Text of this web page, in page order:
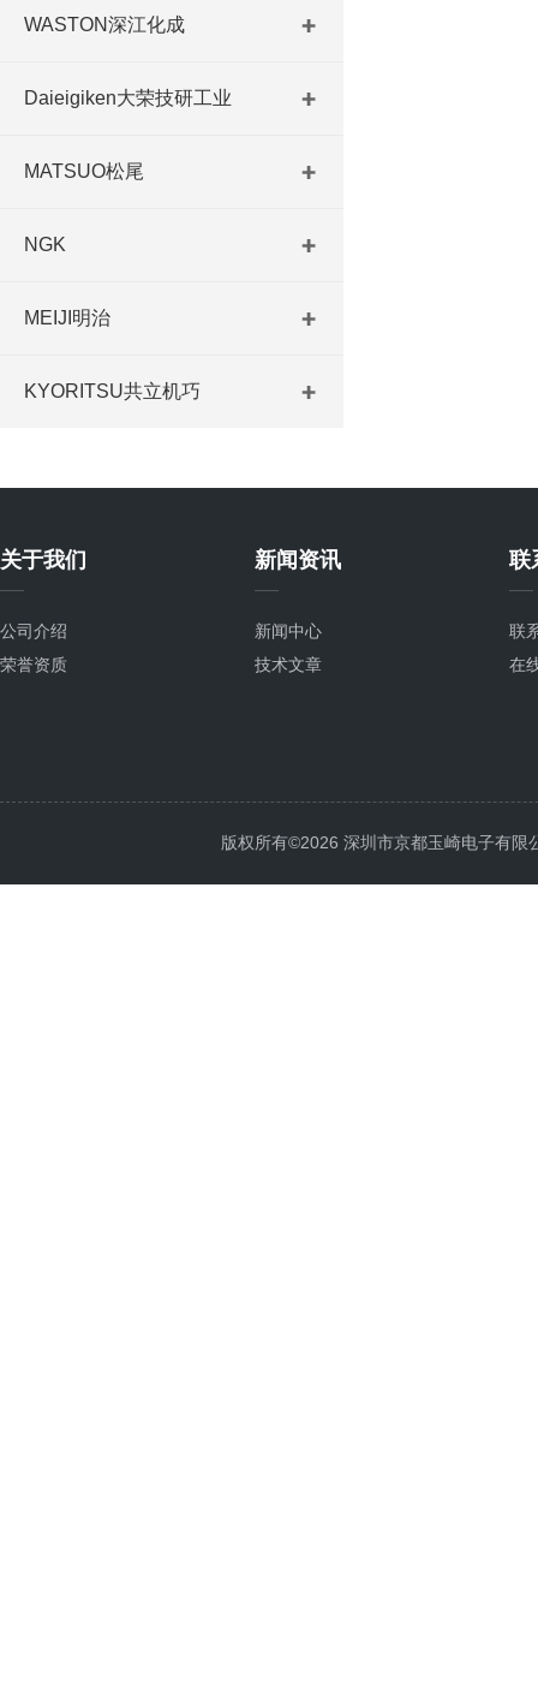
WASTON深江化成
Daieigiken大荣技研工业
MATSUO松尾
NGK
MEIJI明治
KYORITSU共立机巧
关于我们
公司介绍
荣誉资质
新闻资讯
新闻中心
技术文章
联
联
在
版权所有©2026 深圳市京都玉崎电子有